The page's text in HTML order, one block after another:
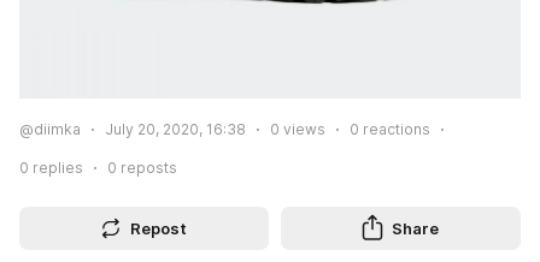
@diimka July 20, 2020, 16:38 0 views 0 reactions
0 replies 0 reposts
Repost Share